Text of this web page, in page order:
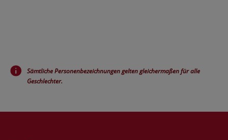
Sämtliche Personenbezeichnungen gelten gleichermaßen für alle
Geschlechter.